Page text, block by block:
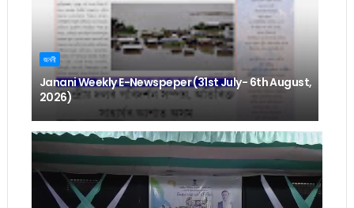
জননী
Janani Weekly E-Newspeper (31st July- 6th August,
2026)